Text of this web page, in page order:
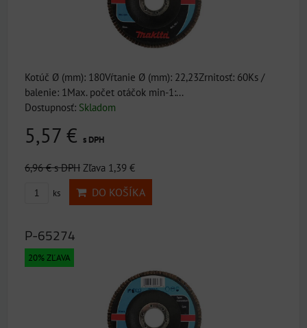
Kotúč Ø (mm): 180Vŕtanie Ø (mm): 22,23Zrnitosť: 60Ks /
balenie: 1Max. počet otáčok min-1:...
Dostupnosť: Skladom
5,57 € s DPH
6,96 €s DPH Zľava 1,39 €
ks DO KOŠÍKA
P-65274
20% ZĽAVA